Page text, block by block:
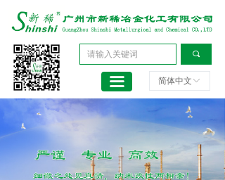
끠
ꀅ
简体中文
끀
首页
关于新稀
产品中心
持续发展
技术支持
员工天地
绿色环保
创新发展